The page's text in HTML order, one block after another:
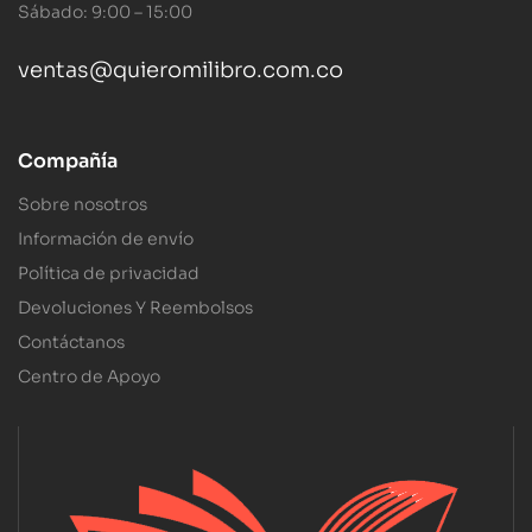
Sábado: 9:00 – 15:00
ventas@quieromilibro.com.co
Compañía
Sobre nosotros
Información de envío
Política de privacidad
Devoluciones Y Reembolsos
Contáctanos
Centro de Apoyo